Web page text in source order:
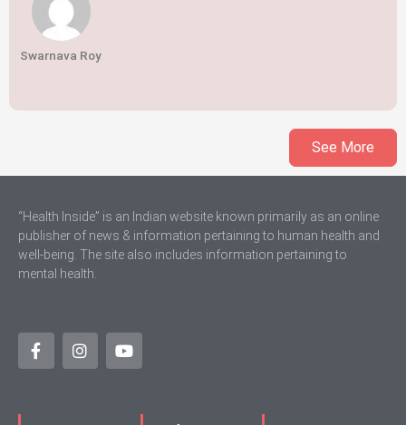
Swarnava Roy
See More
“Health Inside” is an Indian website known primarily as an online
publisher of news & information pertaining to human health and
well-being. The site also includes information pertaining to
mental health.